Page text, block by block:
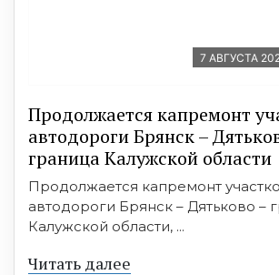
7 АВГУСТА
Продолжается капремонт
автодороги Брянск –
граница Калужской области
Продолжается капремонт
автодороги Брянск – Дятьково –
Калужской области, ...
Читать далее